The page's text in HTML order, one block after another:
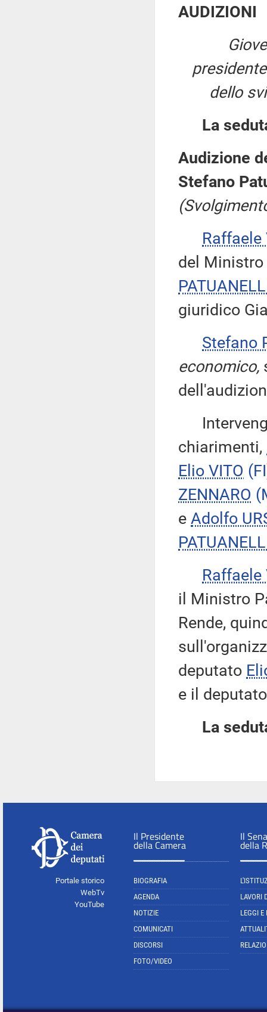
AUDIZIONI
dello
La
Audizione
Stefano
Raffaele
del
giuridico
Stefano
economico,
chiarimenti,
Elio VITO
ZENNARO
e Adolfo
Raffaele
il Ministro
Rende,
deputato
e il
La
Portale storico
WebTv
YouTube
Il Presidente
della Camera
BIOGRAFIA
AGENDA
NOTIZIE
COMUNICATI
DISCORSI
FOTO/VIDEO
Il
della
LAVORI
LEGGI E